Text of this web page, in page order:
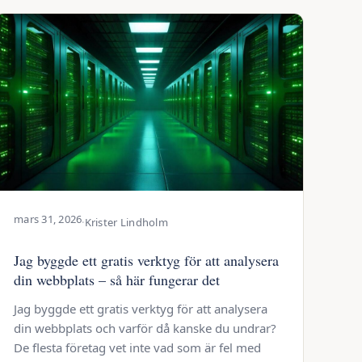
mars 31, 2026·Krister Lindholm
Jag byggde ett gratis verktyg för att analysera
din webbplats – så här fungerar det
Jag byggde ett gratis verktyg för att analysera
din webbplats och varför då kanske du undrar?
De flesta företag vet inte vad som är fel med